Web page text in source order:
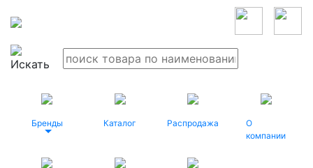
Бренды Каталог Распродажа
О
компании